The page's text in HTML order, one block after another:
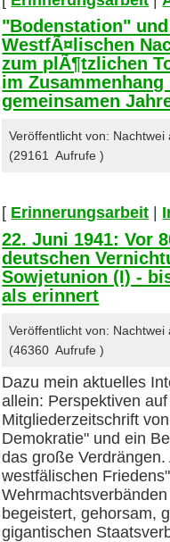
"Bodenstation"
WestfÃ¤lischen
zum plÃ¶tzlichen
im
gemeinsamen
Veröffentlicht von:
(29161 Aufrufe )
[ Erinnerungsarbeit
22. Juni 1941: Vor
deutschen
Sowjetunion (I) -
als erinnert
Veröffentlicht von:
(46360 Aufrufe )
Dazu mein aktuelles
allein: Perspektiven
Mitgliederzeitschrift
Demokratie" und ein
das große
westfälischen
begeistert, gehorsam,
gigantischen